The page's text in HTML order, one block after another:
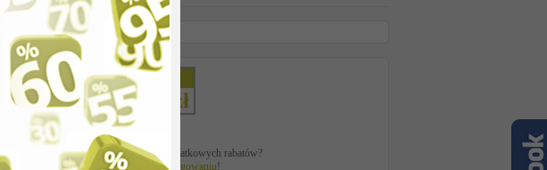
Cena netto
5 559,83 zł
Chcesz korzystać z dodatkowych rabatów?
Najlepszeceny pozalogowaniu!